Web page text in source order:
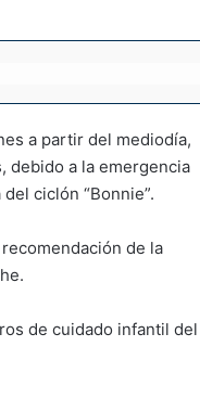
a partir del mediodía,
debido a la emergencia
ciclón “Bonnie”.
de la
de cuidado infantil del